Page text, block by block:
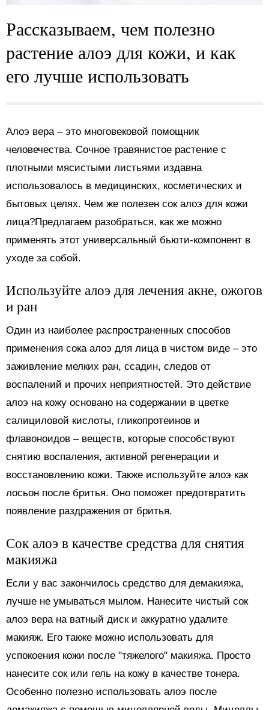
Рассказываем, чем полезно
растение алоэ для кожи, и как
его лучше использовать
Алоэ вера – это многовековой помощник
человечества. Сочное травянистое растение с
плотными мясистыми листьями издавна
использовалось в медицинских, косметических и
бытовых целях. Чем же полезен сок алоэ для кожи
лица?Предлагаем разобраться, как же можно
применять этот универсальный бьюти-компонент в
уходе за собой.
Используйте алоэ для лечения акне, ожогов
и ран
Один из наиболее распространенных способов
применения сока алоэ для лица в чистом виде – это
заживление мелких ран, ссадин, следов от
воспалений и прочих неприятностей. Это действие
алоэ на кожу основано на содержании в цветке
салициловой кислоты, гликопротеинов и
флавоноидов – веществ, которые способствуют
снятию воспаления, активной регенерации и
восстановлению кожи. Также используйте алоэ как
лосьон после бритья. Оно поможет предотвратить
появление раздражения от бритья.
Сок алоэ в качестве средства для снятия
макияжа
Если у вас закончилось средство для демакияжа,
лучше не умываться мылом. Нанесите чистый сок
алоэ вера на ватный диск и аккуратно удалите
макияж. Его также можно использовать для
успокоения кожи после "тяжелого" макияжа. Просто
нанесите сок или гель на кожу в качестве тонера.
Особенно полезно использовать алоэ после